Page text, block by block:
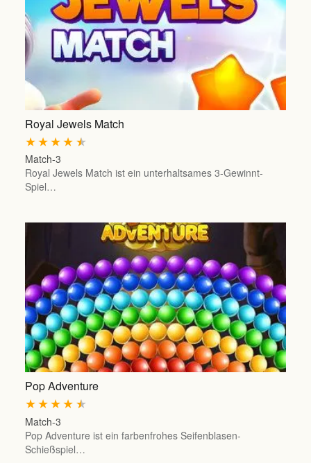
Royal Jewels Match
★
★
★
★
★
Match-3
Royal Jewels Match ist ein unterhaltsames 3-Gewinnt-
Spiel…
Pop Adventure
★
★
★
★
★
Match-3
Pop Adventure ist ein farbenfrohes Seifenblasen-
Schießspiel…